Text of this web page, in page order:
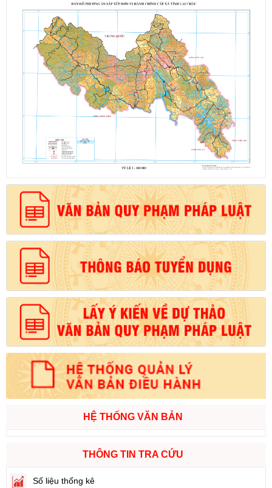
HỆ THỐNG VĂN BẢN
THÔNG TIN TRA CỨU
Số liệu thống kê